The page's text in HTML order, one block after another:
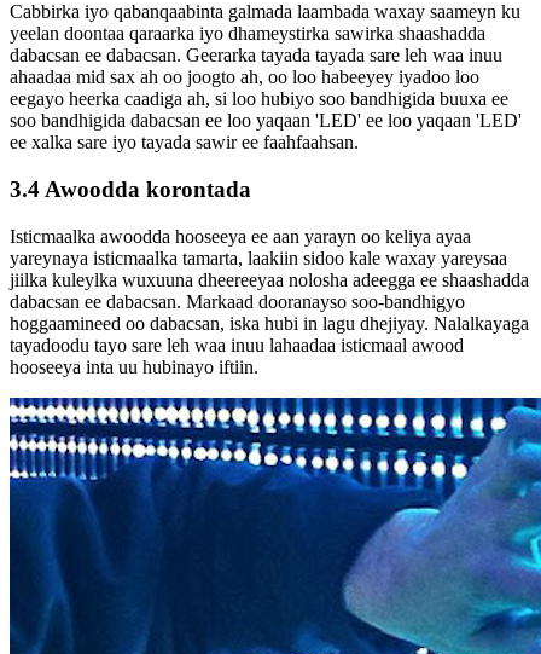
Cabbirka iyo qabanqaabinta galmada laambada waxay saameyn ku
yeelan doontaa qaraarka iyo dhameystirka sawirka shaashadda
dabacsan ee dabacsan. Geerarka tayada tayada sare leh waa inuu
ahaadaa mid sax ah oo joogto ah, oo loo habeeyey iyadoo loo
eegayo heerka caadiga ah, si loo hubiyo soo bandhigida buuxa ee
soo bandhigida dabacsan ee loo yaqaan 'LED' ee loo yaqaan 'LED'
ee xalka sare iyo tayada sawir ee faahfaahsan.
3.4 Awoodda korontada
Isticmaalka awoodda hooseeya ee aan yarayn oo keliya ayaa
yareynaya isticmaalka tamarta, laakiin sidoo kale waxay yareysaa
jiilka kuleylka wuxuuna dheereeyaa nolosha adeegga ee shaashadda
dabacsan ee dabacsan. Markaad dooranayso soo-bandhigyo
hoggaamineed oo dabacsan, iska hubi in lagu dhejiyay. Nalalkayaga
tayadoodu tayo sare leh waa inuu lahaadaa isticmaal awood
hooseeya inta uu hubinayo iftiin.